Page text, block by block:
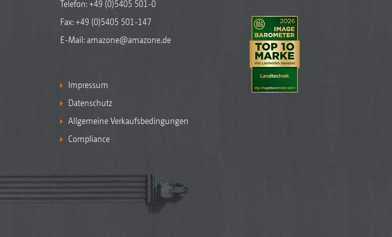
Telefon:+49 (0)5405 501-0
Fax: +49 (0)5405 501-147
E-Mail: amazone@amazone.de
Impressum
Datenschutz
Allgemeine Verkaufsbedingungen
Compliance